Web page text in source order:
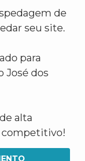
de
seu site.
para
José dos
alta
competitivo!